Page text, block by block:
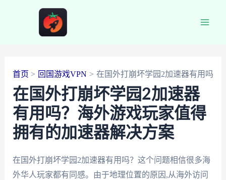
首页 回国游戏VPN 在国外打崩坏学园2加速器有用吗
在国外打崩坏学园2加速器
有用吗？海外游戏玩家值得
拥有的加速器解决方案
在国外打崩坏学园2加速器有用吗？这个问题相信很多海
外华人玩家都有同感。由于地理位置的原因,从海外访问